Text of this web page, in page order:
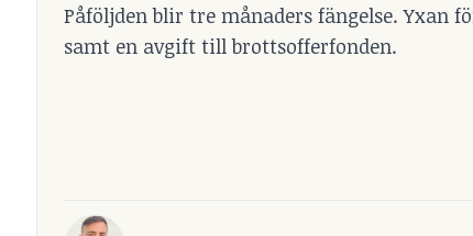
Påföljden blir tre månaders fängelse. Yxan
samt en avgift till brottsofferfonden.